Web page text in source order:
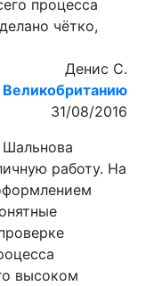
процесса
чётко,
Денис С.
Великобританию
31/08/2016
Шальнова
работу. На
высоком